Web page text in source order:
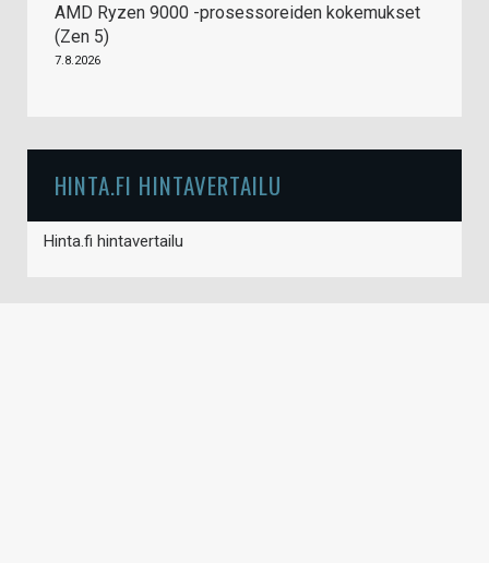
AMD Ryzen 9000 -prosessoreiden kokemukset
(Zen 5)
7.8.2026
HINTA.FI HINTAVERTAILU
Hinta.fi hintavertailu